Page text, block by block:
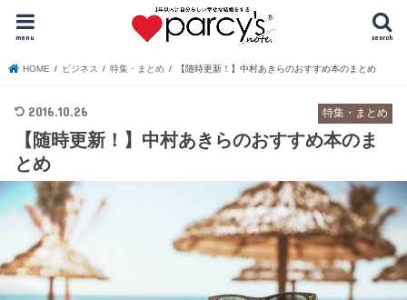
search
menu
HOME ビジネス 特集・まとめ 【随時更新！】中村あきらのおすすめ本のまとめ
特集・まとめ
2016.10.26
【随時更新！】中村あきらのおすすめ本のま
とめ